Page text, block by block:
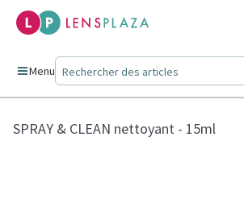
Menu
SPRAY & CLEAN nettoyant - 15ml